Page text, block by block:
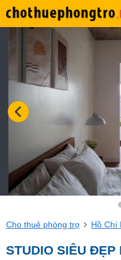
Cho thuê phòng trọ Hồ Chí
STUDIO SIÊU ĐẸP